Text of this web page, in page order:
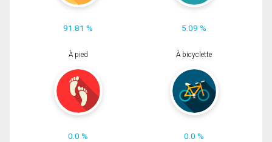
91.81 % 5.09 %
À pied
0.0 %
À bicyclette
0.0 %